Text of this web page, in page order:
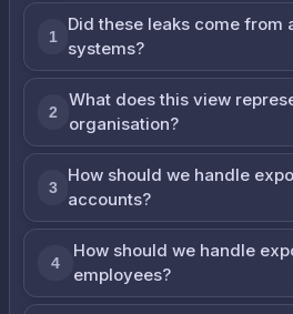
1
Did these leaks come from
systems?
2
What does this view
organisation?
3
How should we handle
accounts?
4
How should we handle
employees?